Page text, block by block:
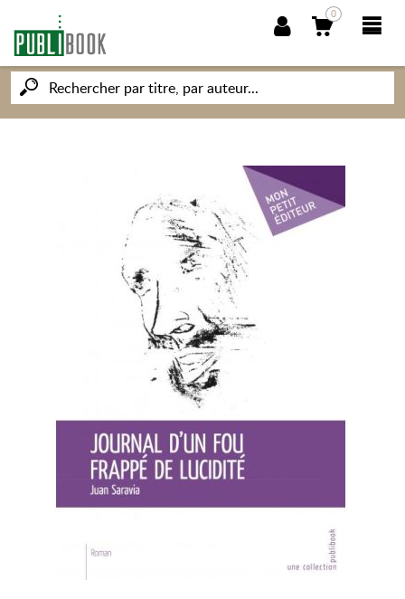
0
NOUVEAUTÉS
PUBLIBOOK
SOCIÉTÉ DES ÉCRIVAINS
CONNAISSANCES ET SAVOIRS
MON PETIT ÉDITEUR